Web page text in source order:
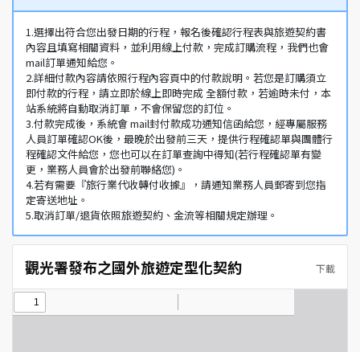
1.選擇出符合您出發日期的行程，報名後確認行程表與旅遊契約書
內容且填寫相關資料，並利用線上付款，完成訂購流程，我們也會
mail訂單通知給您。
2.詳細付款內容請依照行程內容頁中的付款說明。若您是訂購須立
即付款的行程，請立即於線上即時完成 全額付款，若逾時未付，本
站系統將自動取消訂單，不會保留您的訂位。
3.付款完成後，系統會 mail封付款成功通知信函給您，經專屬服務
人員訂單確認OK後，最晚於出發前三天，提供行程確認單與團體行
程確認文件給您，您也可以在訂單查詢中得知(若行程確認單有變
更，業務人員會於出發前聯絡您)。
4.若有需要『旅行業代收轉付收據』，請通知業務人員郵寄到您指
定寄送地址。
5.取消訂單/退貨依照旅遊契約、金流等相關規定辦理。
觀光署發布之國外旅遊定型化契約 下載